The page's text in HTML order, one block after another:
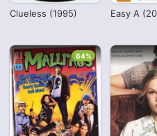
Clueless (1995) Easy A
64%